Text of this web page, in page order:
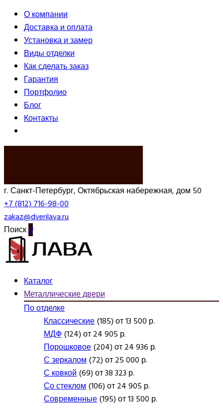
О компании
Доставка и оплата
Установка и замер
Виды отделки
Как сделать заказ
Гарантия
Портфолио
Блог
Контакты
г. Санкт-Петербург, Октябрьская набережная, дом 50
+7 (812) 716-98-00
zakaz@dverilava.ru
Поиск0
Каталог
Металлические двери
По отделке
Классические(185) от 13 500 р.
МДФ(124) от 24 905 р.
Порошковое(204) от 24 936 р.
С зеркалом(72) от 25 000 р.
С ковкой(69) от 38 323 р.
Со стеклом(106) от 24 905 р.
Современные(195) от 13 500 р.